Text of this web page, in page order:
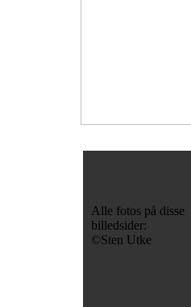
Alle fotos på disse
billedsider:
©Sten Utke